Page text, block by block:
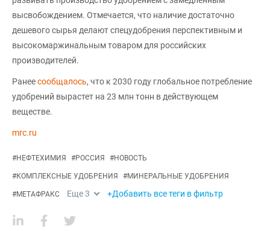
высвобождением. Отмечается, что наличие достаточно
дешевого сырья делают спецудобрения перспективным и
высокомаржинальным товаром для российских
производителей.
Ранеесообщалось, что к 2030 году глобальное потребление
удобрений вырастет на 23 млн тонн в действующем
веществе.
mrc.ru
#НЕФТЕХИМИЯ #РОССИЯ #НОВОСТЬ
#КОМПЛЕКСНЫЕ УДОБРЕНИЯ #МИНЕРАЛЬНЫЕ УДОБРЕНИЯ
#МЕТАФРАКС Еще3 +Добавить все теги в фильтр